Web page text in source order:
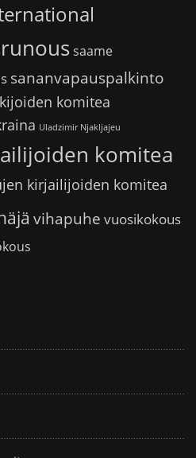
runoussaame
sananvapauspalkinto
komitea
Uladzimir Njakljajeu
komitea
kirjailijoiden komitea
vihapuhe vuosikokous